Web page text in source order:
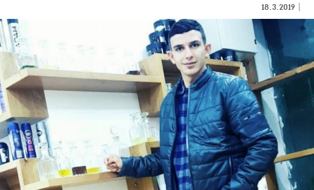
|
18.3.2019